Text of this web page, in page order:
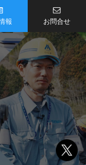
報 お問合せ